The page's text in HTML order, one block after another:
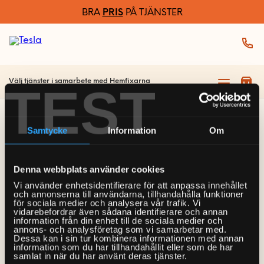
TEST
Samtycke Information Om
Denna webbplats använder cookies
Vi använder enhetsidentifierare för att anpassa innehållet
och annonserna till användarna, tillhandahålla funktioner
för sociala medier och analysera vår trafik. Vi
vidarebefordrar även sådana identifierare och annan
information från din enhet till de sociala medier och
annons- och analysföretag som vi samarbetar med.
Dessa kan i sin tur kombinera informationen med annan
information som du har tillhandahållit eller som de har
samlat in när du har använt deras tjänster.
BRA PRISPÅ TJÄNSTER
Välj tjänster i samarbete med Hemfixarna
Sidan kunde inte
hittas
Tyvärr kunde vi inte hitta den sida du letar efter. Det
kan bero på att sidan inte längre finns eller att den
har flyttats.